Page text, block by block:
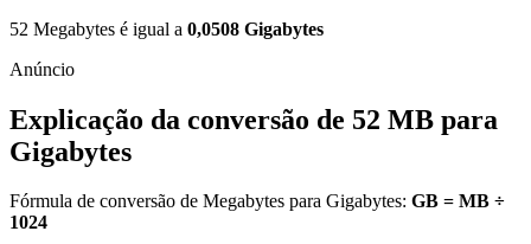
52 Megabytes é igual a 0,0508 Gigabytes
Explicação da conversão de 52 MB para
Gigabytes
Fórmula de conversão de Megabytes para Gigabytes: GB = MB ÷
1024